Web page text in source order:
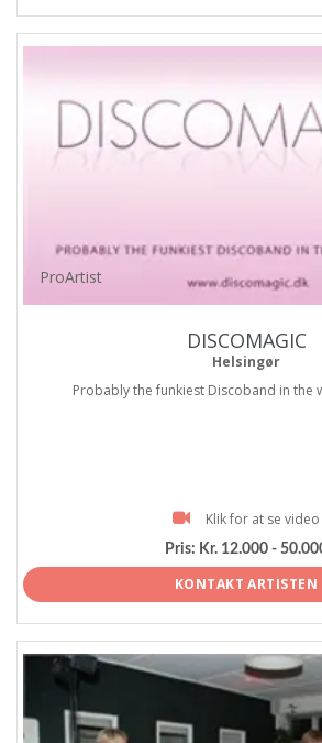
ProArtist
DISCOMAGIC
Helsingør
Probably the funkiest Discoband in the
Klik for at se video
Pris: Kr. 12.000 -
KONTAKT ARTISTEN